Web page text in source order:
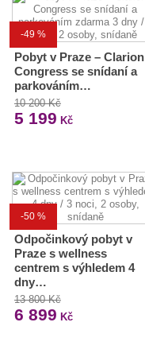
-49 %
Pobyt v Praze – Clarion
Congress se snídaní a
parkováním…
10 200 Kč
5 199 Kč
-50 %
Odpočinkový pobyt v
Praze s wellness
centrem s výhledem 4
dny…
13 800 Kč
6 899 Kč